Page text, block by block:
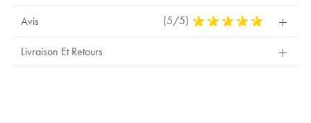
Avis (5/5) 5
Livraison Et Retours